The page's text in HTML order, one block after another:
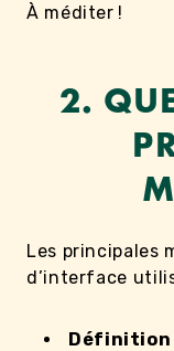
À méditer !
2.
Les principales
d’interface
Définition